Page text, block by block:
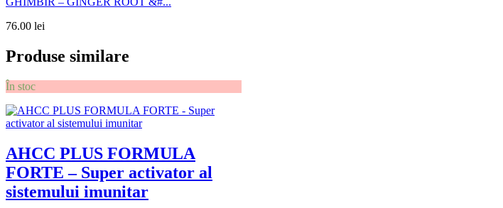
76.00 lei
Produse similare
În stoc
AHCC PLUS FORMULA
FORTE – Super activator al
sistemului imunitar